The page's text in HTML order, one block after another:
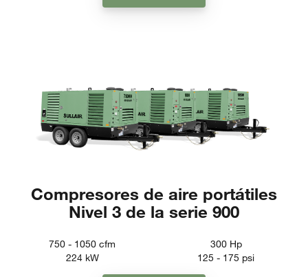
Compresores de aire portátiles
Nivel 3 de la serie 900
750 - 1050 cfm 300 Hp
224 kW 125 - 175 psi